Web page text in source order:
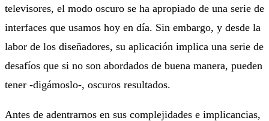
televisores, el modo oscuro se ha apropiado de una serie de
interfaces que usamos hoy en día. Sin embargo, y desde la
labor de los diseñadores, su aplicación implica una serie de
desafíos que si no son abordados de buena manera, pueden
tener -digámoslo-, oscuros resultados.
Antes de adentrarnos en sus complejidades e implicancias,